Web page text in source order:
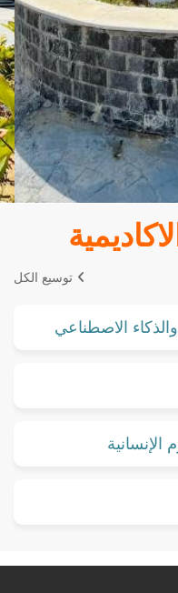
توسيع الكل
الاصطناعي
الإنسانية